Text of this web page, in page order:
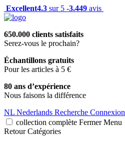
Excellent4.3 sur 5 -3.449 avis
650.000 clients satisfaits
Serez-vous le prochain?
Échantillons gratuits
Pour les articles à 5 €
80 ans d’expérience
Nous faisons la différence
NL Nederlands Recherche Connexion
collection complète Fermer Menu
Retour Catégories